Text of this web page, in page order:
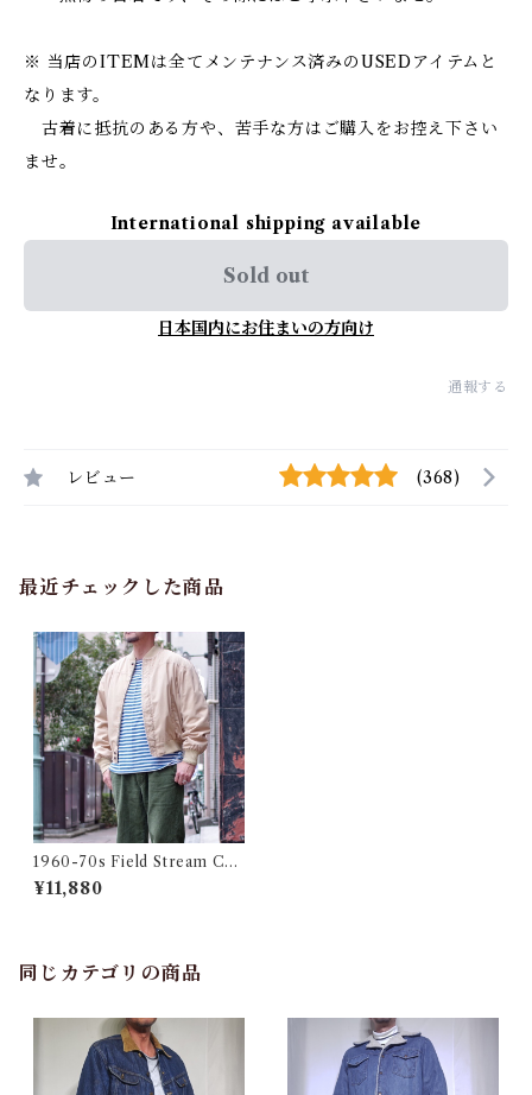
※ 当店のITEMは全てメンテナンス済みのUSEDアイテムと
なります。
古着に抵抗のある方や、苦手な方はご購入をお控え下さい
ませ。
International shipping available
Sold out
日本国内にお住まいの方向け
通報する
レビュー (368)
最近チェックした商品
1960-70s Field Stream Cup
Shoulder Jacket / ダービー
タイプ ブルゾン Size 44
¥11,880
同じカテゴリの商品